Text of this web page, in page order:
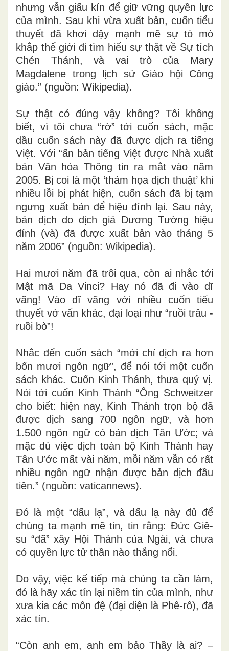
nhưng vẫn giấu kín để giữ vững quyền lực
của mình. Sau khi vừa xuất bản, cuốn tiểu
thuyết đã khơi dậy mạnh mẽ sự tò mò
khắp thế giới đi tìm hiểu sự thật về Sự tích
Chén Thánh, và vai trò của Mary
Magdalene trong lịch sử Giáo hội Công
giáo.” (nguồn: Wikipedia).
Sự thật có đúng vậy không? Tôi không
biết, vì tôi chưa “rờ” tới cuốn sách, mặc
dầu cuốn sách này đã được dịch ra tiếng
Việt. Với “ấn bản tiếng Việt được Nhà xuất
bản Văn hóa Thông tin ra mắt vào năm
2005. Bị coi là một ‘thảm họa dịch thuật’ khi
nhiều lỗi bị phát hiện, cuốn sách đã bị tạm
ngưng xuất bản để hiệu đính lại. Sau này,
bản dịch do dịch giả Dương Tường hiệu
đính (và) đã được xuất bản vào tháng 5
năm 2006” (nguồn: Wikipedia).
Hai mươi năm đã trôi qua, còn ai nhắc tới
Mật mã Da Vinci? Hay nó đã đi vào dĩ
vãng! Vào dĩ vãng với nhiều cuốn tiểu
thuyết vớ vẩn khác, đại loại như “ruồi trâu -
ruồi bò”!
Nhắc đến cuốn sách “mới chỉ dịch ra hơn
bốn mươi ngôn ngữ”, để nói tới một cuốn
sách khác. Cuốn Kinh Thánh, thưa quý vị.
Nói tới cuốn Kinh Thánh “Ông Schweitzer
cho biết: hiện nay, Kinh Thánh trọn bộ đã
được dịch sang 700 ngôn ngữ, và hơn
1.500 ngôn ngữ có bản dịch Tân Ước; và
mặc dù việc dịch toàn bộ Kinh Thánh hay
Tân Ước mất vài năm, mỗi năm vẫn có rất
nhiều ngôn ngữ nhận được bản dịch đầu
tiên.” (nguồn: vaticannews).
Đó là một “dấu lạ”, và dấu lạ này đủ để
chúng ta mạnh mẽ tin, tin rằng: Đức Giê-
su “đã” xây Hội Thánh của Ngài, và chưa
có quyền lực tử thần nào thắng nổi.
Do vậy, việc kế tiếp mà chúng ta cần làm,
đó là hãy xác tín lại niềm tin của mình, như
xưa kia các môn đệ (đại diện là Phê-rô), đã
xác tín.
“Còn anh em, anh em bảo Thầy là ai? –